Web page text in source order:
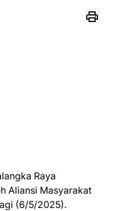
Raya
Aliansi Masyarakat
(6/5/2025).